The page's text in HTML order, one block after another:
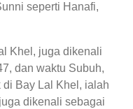
seperti Hanafi,
Khel, juga dikenali
dan waktu Subuh,
di Bay Lal Khel, ialah
dikenali sebagai